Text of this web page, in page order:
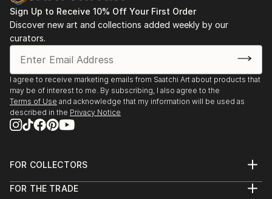
Sign Up to Receive 10% Off Your First Order
Discover new art and collections added weekly by our
curators.
I agree to receive marketing emails from Saatchi Art about products that
may be of interest to me. By subscribing, I also agree to the
Terms of Use and acknowledge that my information will be used as
described in the Privacy Notice
FOR COLLECTORS
Help Center
FOR THE TRADE